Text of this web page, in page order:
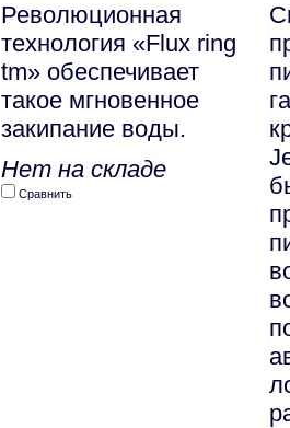
Революционная
технология «Flux ring
tm» обеспечивает
такое мгновенное
закипание воды.
Нет на складе
Сравнить